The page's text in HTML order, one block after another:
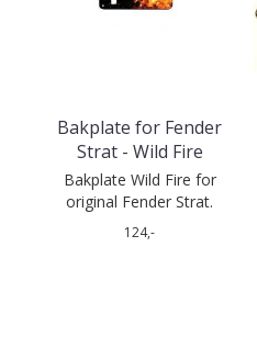
Bakplate for Fender
Strat - Wild Fire
Bakplate Wild Fire for
original Fender Strat.
124,-